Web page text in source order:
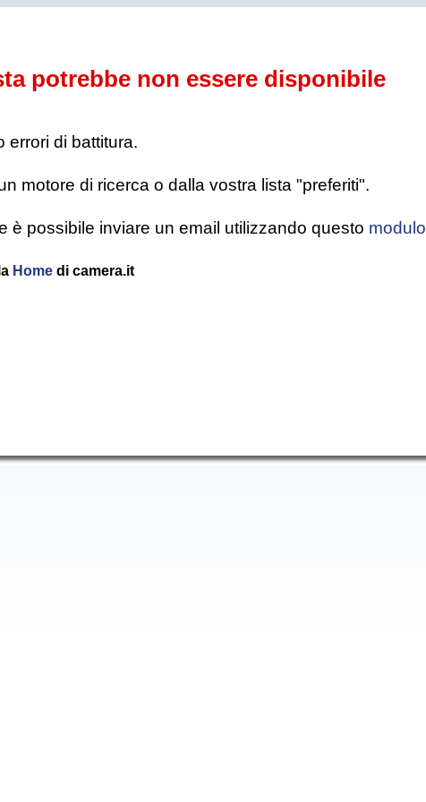
potrebbe non essere disponibile
errori di battitura.
motore di ricerca o dalla vostra lista "preferiti".
è possibile inviare un email utilizzando questo modulo
Homedi camera.it